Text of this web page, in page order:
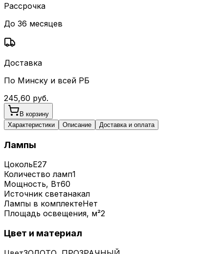
Рассрочка
До 36 месяцев
Доставка
По Минску и всей РБ
245,60 руб.
В корзину
Характеристики
Описание Доставка и оплата
Лампы
ЦокольE27
Количество ламп1
Мощность, Вт60
Источник светанакал
Лампы в комплектеНет
Площадь освещения, м²2
Цвет и материал